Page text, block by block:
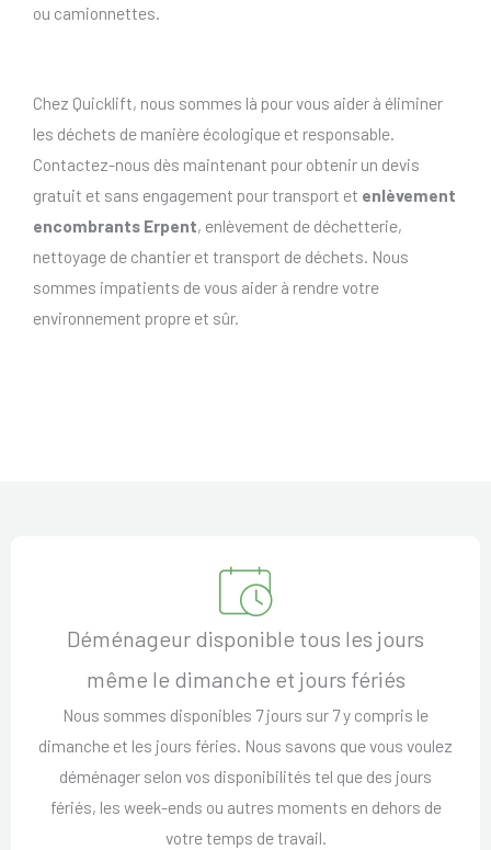
ou camionnettes.
Chez Quicklift, nous sommes là pour vous aider à éliminer
les déchets de manière écologique et responsable.
Contactez-nous dès maintenant pour obtenir un devis
gratuit et sans engagement pour transport et enlèvement
encombrants Erpent, enlèvement de déchetterie,
nettoyage de chantier et transport de déchets. Nous
sommes impatients de vous aider à rendre votre
environnement propre et sûr.
Déménageur disponible tous les jours
même le dimanche et jours fériés
Nous sommes disponibles 7 jours sur 7 y compris le
dimanche et les jours féries. Nous savons que vous voulez
déménager selon vos disponibilités tel que des jours
fériés, les week-ends ou autres moments en dehors de
votre temps de travail.